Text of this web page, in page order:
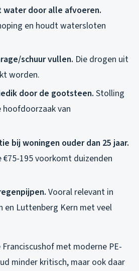
water door alle afvoeren.
en houdt watersloten
schuur vullen. Die drogen uit
worden.
door de gootsteen. Stolling
hoofdoorzaak van
bij woningen ouder dan 25 jaar.
€75-195 voorkomt duizenden
Vooral relevant in
en Luttenberg Kern met veel
met moderne PE-
minder kritisch, maar ook daar